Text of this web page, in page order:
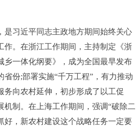
习近平同志主政地方期间始终关心
作。在浙江工作期间，主持制定《浙
乡一体化纲要》，成为全国最早发布
省份;部署实施“千万工程”，有力推动
务向农村延伸，初步形成了以工促
机制。在上海工作期间，强调“破除二
好，新农村建设这个战略任务一定要